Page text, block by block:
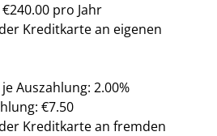
pro Jahr
Kreditkarte an eigenen
Auszahlung: 2.00%
€7.50
Kreditkarte an fremden